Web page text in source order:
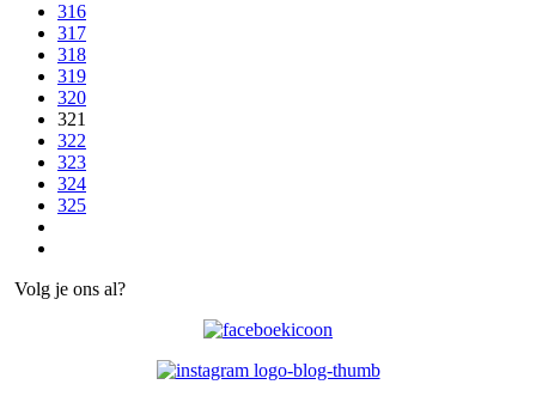
316
317
318
319
320
321
322
323
324
325
Volg je ons al?